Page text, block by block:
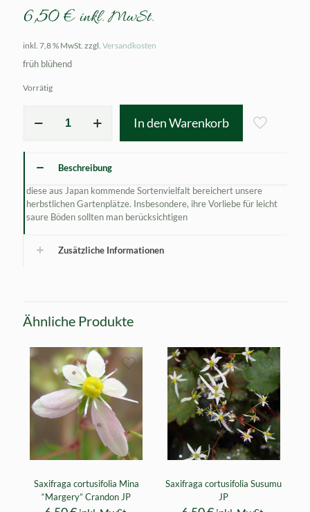
6,50€ inkl. MwSt.
inkl. 7,8 % MwSt. zzgl. Versandkosten
früh blühend
Vorrätig
cortusifolia
JP
In den Warenkorb
Beschreibung
diese aus Japan kommende Sortenvielfalt bereichert unsere
herbstlichen Gartenplätze. Insbesondere, ihre Vorliebe für leicht
saure Böden sollten man berücksichtigen
Zusätzliche Informationen
Ähnliche Produkte
Saxifraga cortusifolia Mina
“Margery” Crandon JP
Saxifraga cortusifolia Susumu
JP